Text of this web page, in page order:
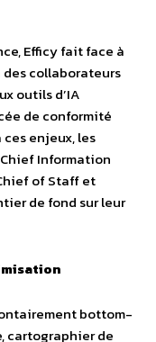
Efficy fait face à
des collaborateurs
outils d’IA
de conformité
ces enjeux, les
Information
of Staff et
de fond sur leur
bottom-
cartographier de